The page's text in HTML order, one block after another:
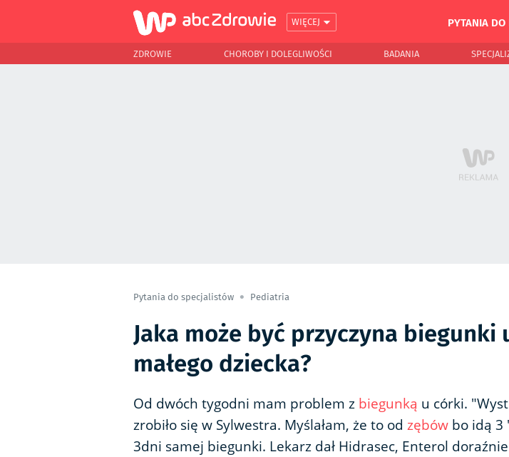
WIĘCEJ PYTANIA
ZDROWIE CHOROBY I DOLEGLIWOŚCI BADANIA
Pytania do specjalistów Pediatria
Jaka może być przyczyna biegunki
małego dziecka?
Od dwóch tygodni mam problem z biegunką u córki.
zrobiło się w Sylwestra. Myślałam, że to od zębów bo idą 3
3dni samej biegunki. Lekarz dał Hidrasec, Enterol doraźnie